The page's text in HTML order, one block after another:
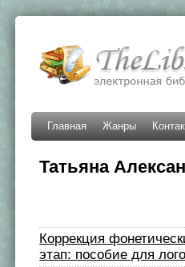
Главная Жанры
Татьяна
Коррекция
этап: пособие для